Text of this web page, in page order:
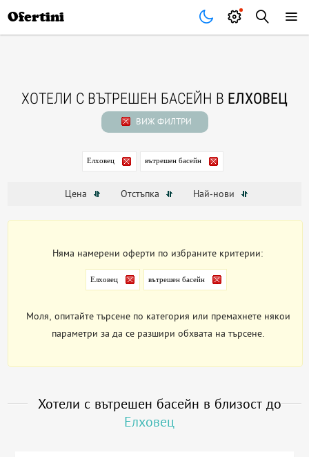
Ofertini
ХОТЕЛИ С ВЪТРЕШЕН БАСЕЙН В ЕЛХОВЕЦ
ВИЖ ФИЛТРИ
Елховец вътрешен басейн
Цена Отстъпка Най-нови
Няма намерени оферти по избраните критерии:
Елховец вътрешен басейн
Моля, опитайте търсене по категория или премахнете някои
параметри за да се разшири обхвата на търсене.
Хотели с вътрешен басейн в близост до
Елховец